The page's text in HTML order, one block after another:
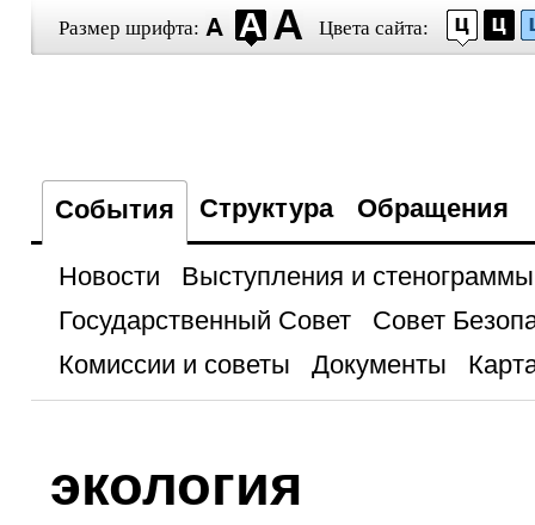
Размер шрифта: Цвета сайта:
События Структура Обращения
Новости
Выступления и стенограммы
Государственный Совет
Совет
Комиссии и советы
Документы
экология